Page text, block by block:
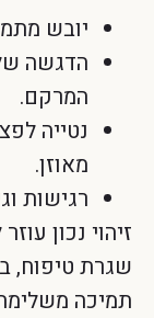
יובש
הדגשה
המרקם.
נטייה
מאוזן.
רגישות
זיהוי נכון
שגרת טיפוח,
תמיכה